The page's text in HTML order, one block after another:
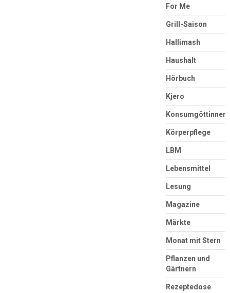
For Me
Grill-Saison
Hallimash
Haushalt
Hörbuch
Kjero
Konsumgöttinnen
Körperpflege
LBM
Lebensmittel
Lesung
Magazine
Märkte
Monat mit Stern
Pflanzen und
Gärtnern
Rezeptedose